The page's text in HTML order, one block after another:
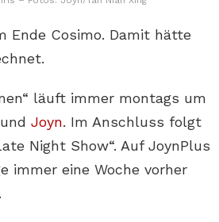
Ende Cosimo. Damit hätte
läuft immer montags um
Joyn. Im Anschluss folgt
Night Show“. Auf JoynPlus
immer eine Woche vorher